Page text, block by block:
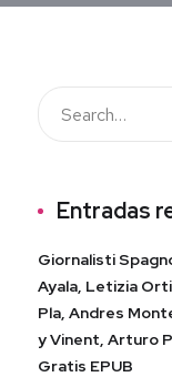
Entradas
Giornalisti
Ayala, Letizia
Pla, Andres
y Vinent, Arturo
Gratis EPUB